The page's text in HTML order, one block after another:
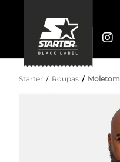
Starter Roupas Moletom